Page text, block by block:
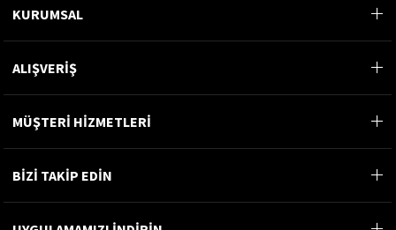
KURUMSAL
ALIŞVERİŞ
MÜŞTERİ HİZMETLERİ
BİZİ TAKİP EDİN